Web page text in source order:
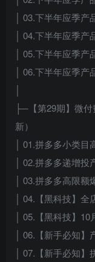
│ 03.下半年应季产
│ 04.下半年应季产
│ 05.下半年应季产
│ 06.下半年应季产
│
├─【第29期】微
新）
│ 01.拼多多小类目
│ 02.拼多多递增投
│ 03.拼多多高限额
│ 04.【黑科技】全
│ 05.【黑科技】
│ 06.【新手必知】
│ 07.【新手必知】